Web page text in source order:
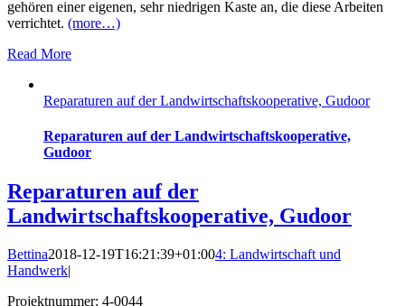
gehören einer eigenen, sehr niedrigen Kaste an, die diese Arbeiten
verrichtet. (more…)
Read More
Reparaturen auf der Landwirtschaftskooperative, Gudoor
Reparaturen auf der Landwirtschaftskooperative,
Gudoor
Reparaturen auf der
Landwirtschaftskooperative, Gudoor
Bettina2018-12-19T16:21:39+01:004: Landwirtschaft und
Handwerk|
Projektnummer: 4-0044